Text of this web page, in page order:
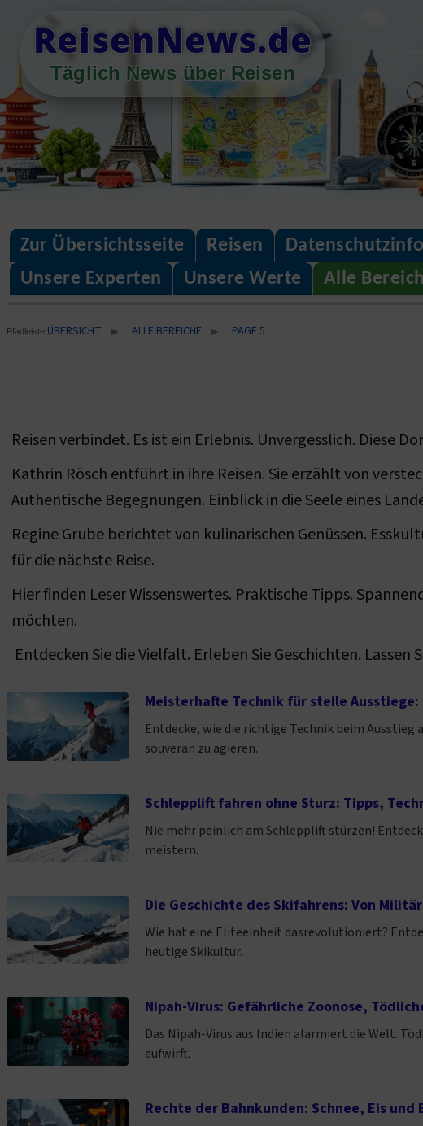
content
ReisenNews.de
Täglich News über Reisen
Zur Übersichtsseite Reisen
Unsere Experten
Unsere Werte Alle
Pfadleiste ÜBERSICHT ▶ ALLE BEREICHE ▶ PAGE 5
Reisen verbindet. Es ist ein Erlebnis. Unvergesslich. Diese
Kathrin Rösch entführt in ihre Reisen. Sie erzählt von
Authentische Begegnungen. Einblick in die Seele eines
Regine Grube berichtet von kulinarischen Genüssen.
für die nächste Reise.
Hier finden Leser Wissenswertes. Praktische Tipps.
möchten.
Entdecken Sie die Vielfalt. Erleben Sie Geschichten. Lassen
Meisterhafte Technik für steile
Entdecke, wie die richtige Technik beim
souverän zu agieren.
Schlepplift fahren ohne Sturz: Tipps,
Nie mehr peinlich am Schlepplift stürzen!
meistern.
Die Geschichte des Skifahrens: Von
Wie hat eine Eliteeinheit dasrevolutioniert?
heutige Skikultur.
Nipah-Virus: Gefährliche Zoonose,
Das Nipah-Virus aus Indien alarmiert die Welt.
aufwirft.
Rechte der Bahnkunden: Schnee, Eis